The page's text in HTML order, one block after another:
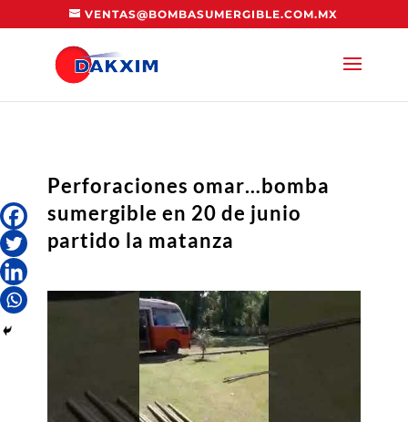
VENTAS@BOMBASUMERGIBLE.COM.MX
Perforaciones omar…bomba
sumergible en 20 de junio
partido la matanza